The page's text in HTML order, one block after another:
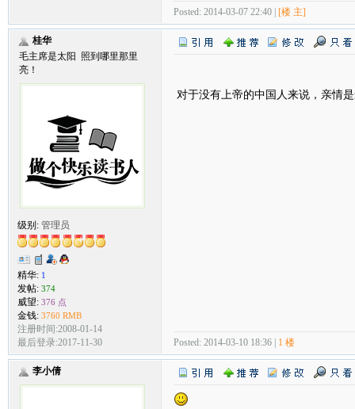
Posted: 2014-03-07 22:40 | [楼 主]
桂华
毛主席是太阳 照到哪里那里
亮！
级别: 管理员
精华: 1
发帖: 374
威望: 376 点
金钱: 3760 RMB
注册时间:2008-01-14
最后登录:2017-11-30
对于没有上帝的中国人来说，亲情
Posted: 2014-03-10 18:36 | 1 楼
李小倩